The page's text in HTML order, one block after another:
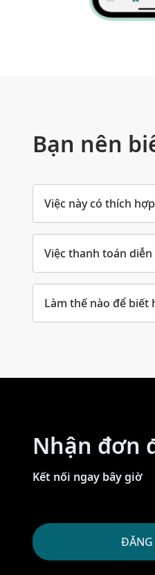
Bạn nên
Việc này có thích
Việc thanh toán
Làm thế nào để biết
Nhận đơn
Kết nối ngay bây giờ
ĐĂNG